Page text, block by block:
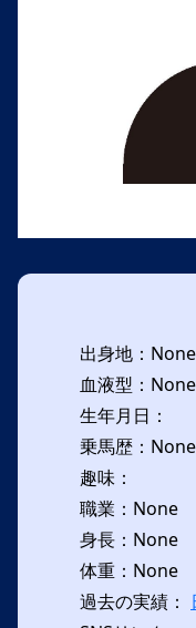
出身地：None
血液型：None
生年月日：
乗馬歴：None
趣味：
職業：None
身長：None
体重：None
過去の実績：